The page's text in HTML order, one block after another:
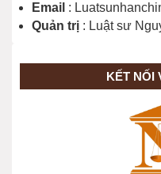
Email :
Quản trị : Luật sư
KẾT NỐI